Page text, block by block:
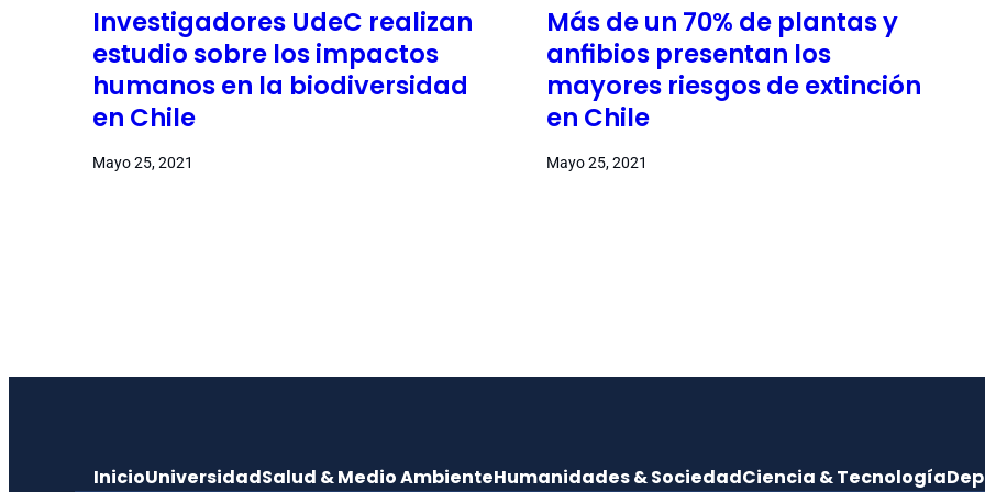
Investigadores UdeC realizan
estudio sobre los impactos
humanos en la biodiversidad
en Chile
Mayo 25, 2021
Más de un 70% de plantas y
anfibios presentan los
mayores riesgos de extinción
en Chile
Mayo 25, 2021
InicioUniversidadSalud & Medio AmbienteHumanidades & SociedadCiencia & Tecnología